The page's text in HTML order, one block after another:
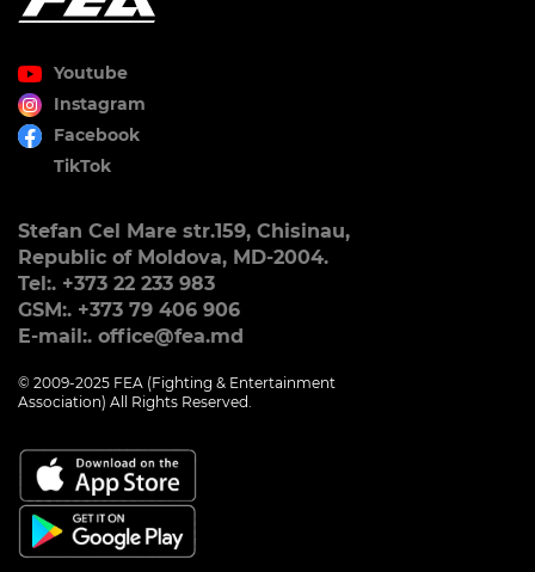
Youtube
Instagram
Facebook
TikTok
Stefan Cel Mare str.159, Chisinau,
Republic of Moldova, MD-2004.
Tel:. +373 22 233 983
GSM:. +373 79 406 906
E-mail:. office@fea.md
© 2009-2025 FEA (Fighting & Entertainment
Association) All Rights Reserved.